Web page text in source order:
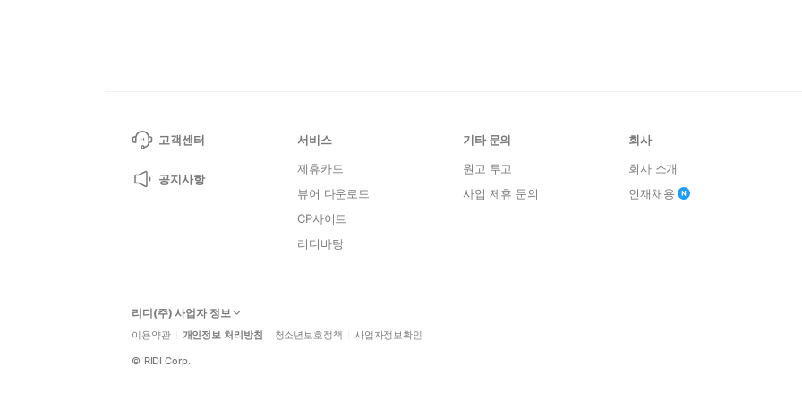
고객센터
공지사항
서비스
제휴카드
뷰어 다운로드
CP사이트
리디바탕
기타 문의
원고 투고
사업 제휴 문의
회사
회사 소개
인재채용
리디(주) 사업자 정보
이용약관 개인정보 처리방침 청소년보호정책 사업자정보확인
© RIDI Corp.